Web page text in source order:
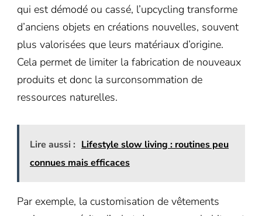
qui est démodé ou cassé, l’upcycling transforme
d’anciens objets en créations nouvelles, souvent
plus valorisées que leurs matériaux d’origine.
Cela permet de limiter la fabrication de nouveaux
produits et donc la surconsommation de
ressources naturelles.
Lire aussi : Lifestyle slow living : routines peu
connues mais efficaces
Par exemple, la customisation de vêtements